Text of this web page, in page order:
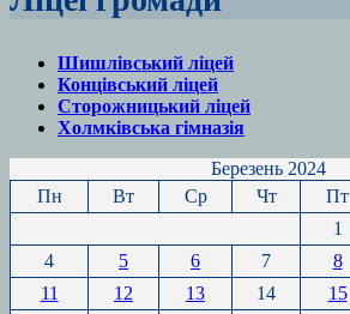
Шишлівський ліцей
Концівський ліцей
Сторожницький ліцей
Холмківська гімназія
Березень 2024
Пн
Вт Ср Чт Пт
1
4
5 6 7 8
11
12 13 14 15